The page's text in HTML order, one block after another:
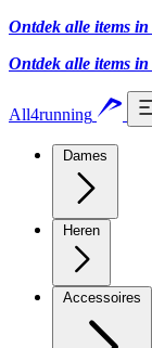
Ontdek alle items
Ontdek alle items
All4running
Dames
Heren
Accessoires